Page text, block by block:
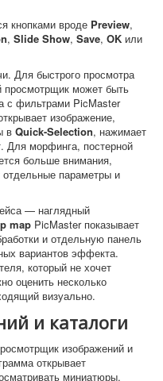
кнопками вроде Preview,
, Slide Show, Save, OK или
Для быстрого просмотра
просмотрщик может быть
с фильтрами PicMaster
изображение,
в Quick-Selection, нажимает
Для морфинга, постерной
больше внимания,
параметры и
— наглядный
map PicMaster показывает
и отдельную панель
вариантов эффекта.
который не хочет
оценить несколько
визуально.
и каталоги
изображений и
открывает
миниатюры,